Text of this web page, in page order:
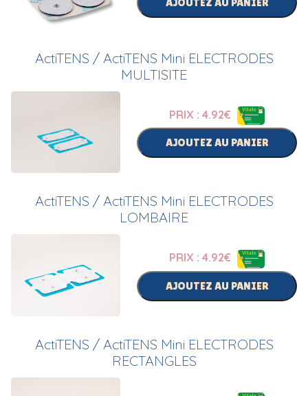
AJOUTEZ AU PANIER
ActiTENS / ActiTENS Mini ELECTRODES
MULTISITE
PRIX : 4.92€
AJOUTEZ AU PANIER
ActiTENS / ActiTENS Mini ELECTRODES
LOMBAIRE
PRIX : 4.92€
AJOUTEZ AU PANIER
ActiTENS / ActiTENS Mini ELECTRODES
RECTANGLES